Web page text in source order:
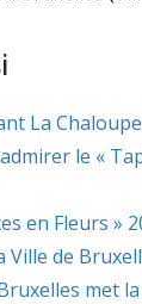
La
le «
en Fleurs »
Ville de
met